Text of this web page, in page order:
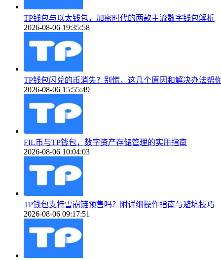
TP钱包与以太钱包，加密时代的两款主流数字钱包解析
2026-08-06 19:35:58
TP钱包闪兑的币消失？别慌，这几个原因和解决办法帮
2026-08-06 15:55:49
FIL币与TP钱包，数字资产存储管理的实用指南
2026-08-06 10:04:03
TP钱包支持雪崩链预售吗？附详细操作指南与避坑技巧
2026-08-06 09:17:51